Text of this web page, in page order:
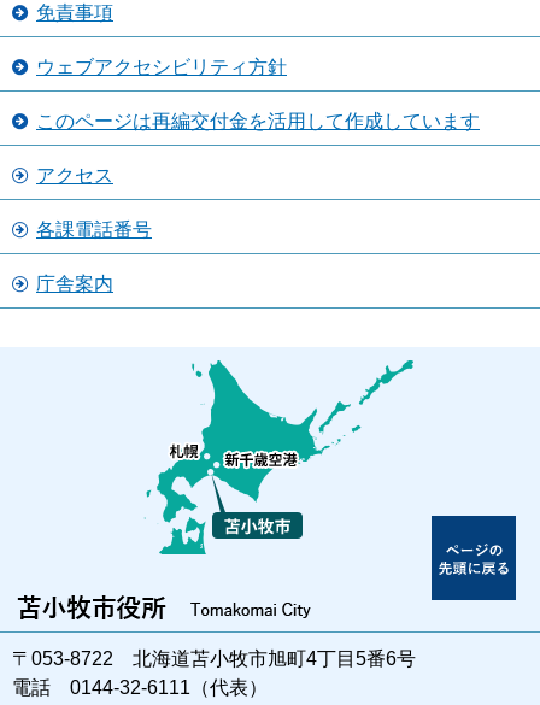
免責事項
ウェブアクセシビリティ方針
このページは再編交付金を活用して作成しています
アクセス
各課電話番号
庁舎案内
〒053-8722 北海道苫小牧市旭町4丁目5番6号
電話 0144-32-6111（代表）